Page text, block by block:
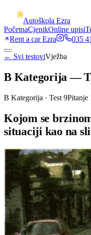
Autoškola Ezra
PočetnaCjenikOnline upisi
Rent a car Ezra
035
← Svi testoviVježba
B Kategorija —
B Kategorija · Test 9Pitanje
Kojom se
situaciji kao na